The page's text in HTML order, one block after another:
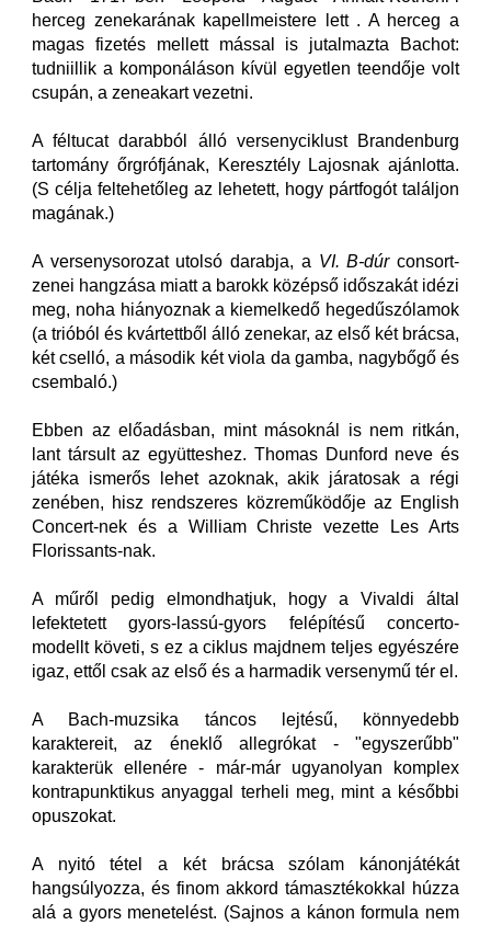
herceg zenekarának kapellmeistere lett . A herceg a
magas fizetés mellett mással is jutalmazta Bachot:
tudniillik a komponáláson kívül egyetlen teendője volt
csupán, a zeneakart vezetni.
A féltucat darabból álló versenyciklust Brandenburg
tartomány őrgrófjának, Keresztély Lajosnak ajánlotta.
(S célja feltehetőleg az lehetett, hogy pártfogót találjon
magának.)
A versenysorozat utolsó darabja, a VI. B-dúrconsort-
zenei hangzása miatt a barokk középső időszakát idézi
meg, noha hiányoznak a kiemelkedő hegedűszólamok
(a trióból és kvártettből álló zenekar, az első két brácsa,
két cselló, a második két viola da gamba, nagybőgő és
csembaló.)
Ebben az előadásban, mint másoknál is nem ritkán,
lant társult az együtteshez. Thomas Dunford neve és
játéka ismerős lehet azoknak, akik járatosak a régi
zenében, hisz rendszeres közreműködője az English
Concert-nek és a William Christe vezette Les Arts
Florissants-nak.
A műről pedig elmondhatjuk, hogy a Vivaldi által
lefektetett gyors-lassú-gyors felépítésű concerto-
modellt követi, s ez a ciklus majdnem teljes egyészére
igaz, ettől csak az első és a harmadik versenymű tér el.
A Bach-muzsika táncos lejtésű, könnyedebb
karaktereit, az éneklő allegrókat - "egyszerűbb"
karakterük ellenére - már-már ugyanolyan komplex
kontrapunktikus anyaggal terheli meg, mint a későbbi
opuszokat.
A nyitó tétel a két brácsa szólam kánonjátékát
hangsúlyozza, és finom akkord támasztékokkal húzza
alá a gyors menetelést. (Sajnos a kánon formula nem